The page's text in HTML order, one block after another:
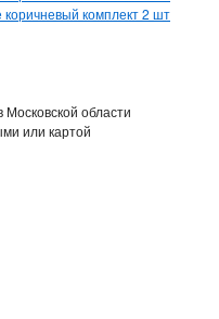
области
или картой